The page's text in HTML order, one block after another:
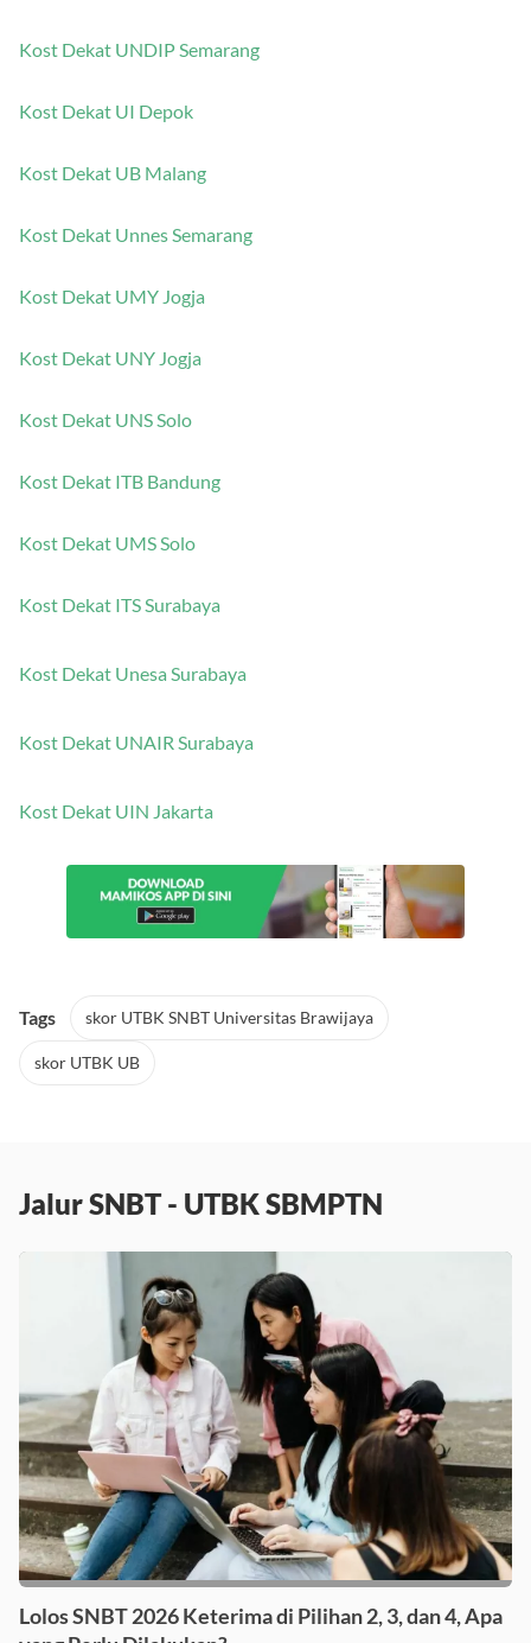
Kost Dekat UNDIP Semarang
Kost Dekat UI Depok
Kost Dekat UB Malang
Kost Dekat Unnes Semarang
Kost Dekat UMY Jogja
Kost Dekat UNY Jogja
Kost Dekat UNS Solo
Kost Dekat ITB Bandung
Kost Dekat UMS Solo
Kost Dekat ITS Surabaya
Kost Dekat Unesa Surabaya
Kost Dekat UNAIR Surabaya
Kost Dekat UIN Jakarta
Tags skor UTBK SNBT Universitas Brawijaya
skor UTBK UB
Jalur SNBT - UTBK SBMPTN
Lolos SNBT 2026 Keterima di Pilihan 2, 3, dan 4, Apa